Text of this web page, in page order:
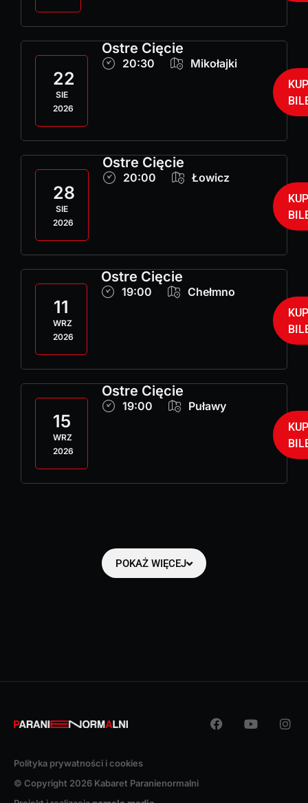
22
SIE
2026
Ostre Cięcie
20:30 Mikołajki
KUP
28
SIE
2026
Ostre Cięcie
20:00 Łowicz
KUP
11
WRZ
2026
Ostre Cięcie
19:00 Chełmno
KUP
15
WRZ
2026
Ostre Cięcie
19:00 Puławy
KUP
POKAŻ WIĘCEJ
Polityka prywatności i cookies
© Copyright 2026 Kabaret Paranienormalni